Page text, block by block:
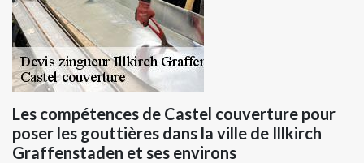
Les compétences de Castel couverture pour
poser les gouttières dans la ville de Illkirch
Graffenstaden et ses environs